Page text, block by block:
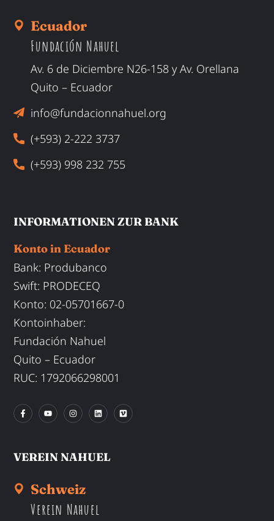
Ecuador
Fundación Nahuel
Av. 6 de Diciembre N26-158 y Av. Orellana
Quito – Ecuador
info@fundacionnahuel.org
(+593) 2-222 3737
(+593) 998 232 755
INFORMATIONEN ZUR BANK
Konto in Ecuador
Bank: Produbanco
Swift: PRODECEQ
Konto: 02-05701667-0
Kontoinhaber:
Fundación Nahuel
Quito – Ecuador
RUC: 1792066298001
VEREIN NAHUEL
Schweiz
Verein Nahuel